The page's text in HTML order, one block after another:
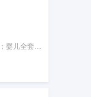
内衣；防水服；成品衣；服装；婴儿全套衣；鞋；帽；袜；手套（服装）；睡眠用眼罩